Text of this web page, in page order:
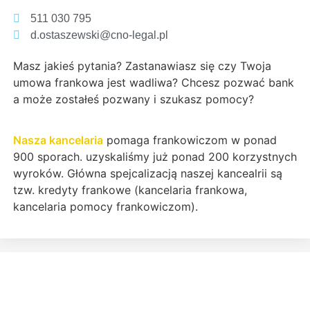
511 030 795
d.ostaszewski@cno-legal.pl
Masz jakieś pytania? Zastanawiasz się czy Twoja
umowa frankowa jest wadliwa? Chcesz pozwać bank
a może zostałeś pozwany i szukasz pomocy?
Nasza kancelariapomaga frankowiczom w ponad
900 sporach. uzyskaliśmy już ponad 200 korzystnych
wyroków. Główna spejcalizacją naszej kancealrii są
tzw. kredyty frankowe (kancelaria frankowa,
kancelaria pomocy frankowiczom).